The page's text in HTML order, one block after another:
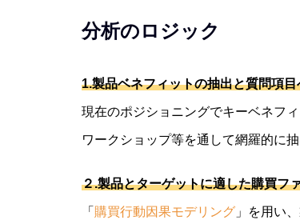
分析のロジック
1.製品ベネフィットの抽出と質問項
現在のポジショニングでキーベネフ
ワークショップ等を通して網羅的に
２.製品とターゲットに適した購買フ
「 購買行動因果モデリング 」を用い